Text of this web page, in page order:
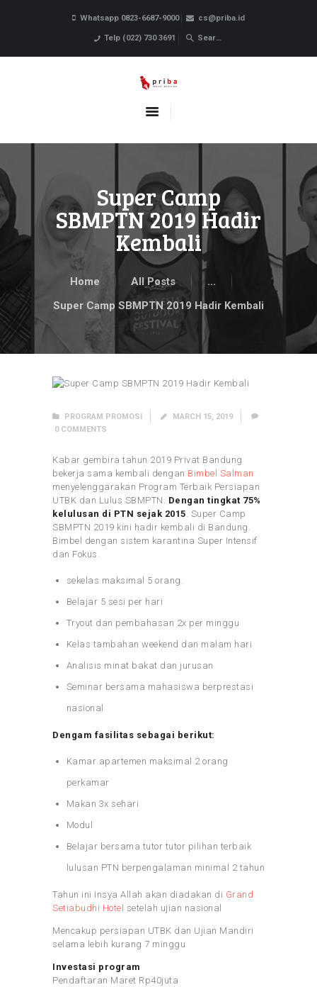
Whatsapp 0823-6687-9000 cs@priba.id
Telp (022) 730 3691
Super Camp
SBMPTN 2019 Hadir
Kembali
Home All Posts
...
Super Camp SBMPTN 2019 Hadir Kembali
PROFIL
PROGRAM BELAJAR
PROGRAM PROMOSI
MARCH 15, 2019
0 COMMENTS
Kabar gembira tahun 2019 Privat Bandung
bekerja sama kembali dengan Bimbel Salman
menyelenggarakan Program Terbaik Persiapan
UTBK dan Lulus SBMPTN. Dengan tingkat 75%
kelulusan di PTN sejak 2015 . Super Camp
SBMPTN 2019 kini hadir kembali di Bandung.
Bimbel dengan sistem karantina Super Intensif
dan Fokus.
sekelas maksimal 5 orang.
Belajar 5 sesi per hari
Tryout dan pembahasan 2x per minggu
Kelas tambahan weekend dan malam hari
Analisis minat bakat dan jurusan
Seminar bersama mahasiswa berprestasi
nasional
Dengam fasilitas sebagai berikut:
Kamar apartemen maksimal 2 orang
perkamar
Makan 3x sehari
Modul
Belajar bersama tutor tutor pilihan terbaik
lulusan PTN berpengalaman minimal 2 tahun
Tahun ini Insya Allah akan diadakan di Grand
Setiabudhi Hotel setelah ujian nasional
Mencakup persiapan UTBK dan Ujian Mandiri
selama lebih kurang 7 minggu
Investasi program
Pendaftaran Maret Rp40juta